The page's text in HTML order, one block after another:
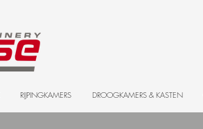
RIJPINGKAMERS DROOGKAMERS & KASTEN